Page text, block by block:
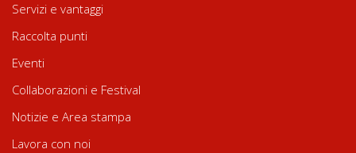
Servizi e vantaggi
Raccolta punti
Eventi
Collaborazioni e Festival
Notizie e Area stampa
Lavora con noi